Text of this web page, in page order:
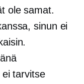
ole samat.
sinun ei
tarvitse